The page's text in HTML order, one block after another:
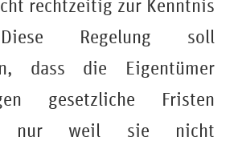
rechtzeitig zur Kenntnis
Regelung soll
dass die Eigentümer
gesetzliche Fristen
nur weil sie nicht